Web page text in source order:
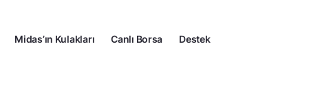
Midas’ın Kulakları Canlı Borsa Destek